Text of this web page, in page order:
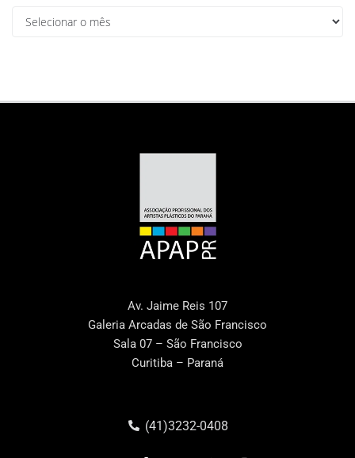
Av. Jaime Reis 107
Galeria Arcadas de São Francisco
Sala 07 – São Francisco
Curitiba – Paraná
(41)3232-0408